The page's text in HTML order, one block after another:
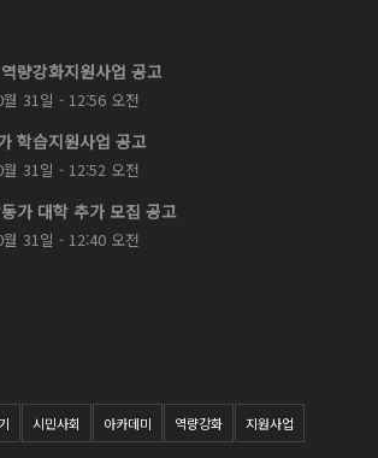
량강화지원사업 공고
31일 - 12:56 오전
학습지원사업 공고
31일 - 12:52 오전
가 대학 추가 모집 공고
31일 - 12:40 오전
시민사회 아카데미 역량강화 지원사업